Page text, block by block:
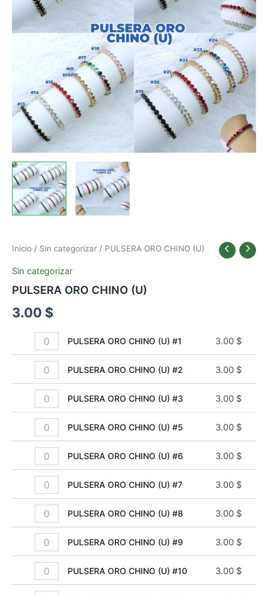
Inicio / Sin categorizar / PULSERA ORO CHINO (U)
Sin categorizar
PULSERA ORO CHINO (U)
3.00 $
PULSERA ORO CHINO (U) #1 3.00 $
PULSERA ORO CHINO (U) #2 3.00 $
PULSERA ORO CHINO (U) #3 3.00 $
PULSERA ORO CHINO (U) #5 3.00 $
PULSERA ORO CHINO (U) #6 3.00 $
PULSERA ORO CHINO (U) #7 3.00 $
PULSERA ORO CHINO (U) #8 3.00 $
PULSERA ORO CHINO (U) #9 3.00 $
PULSERA ORO CHINO (U) #10 3.00 $